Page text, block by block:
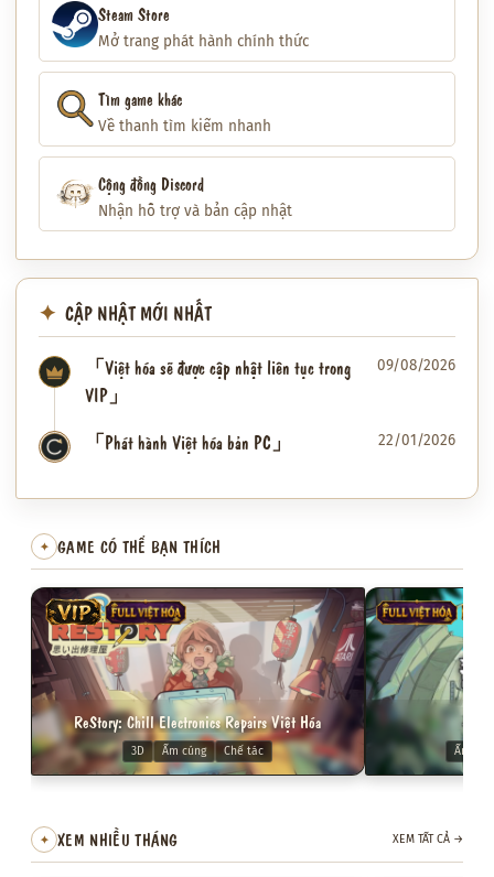
Steam Store
Mở trang phát hành chính thức
Tìm game khác
Về thanh tìm kiếm nhanh
Cộng đồng Discord
Nhận hỗ trợ và bản cập nhật
CẬP NHẬT MỚI NHẤT
「Việt hóa sẽ được cập nhật liên tục trong
VIP」
09/08/2026
✦ 「Phát hành Việt hóa bản PC」 22/01/2026
✦ GAME CÓ THỂ BẠN THÍCH
VIP FULL VIỆT HÓA
ReStory: Chill Electronics Repairs Việt Hóa
3D Ấm cúng Chế tác
FULL VIỆT HÓAVIP
Ấm
✦ XEM NHIỀU THÁNG XEM TẤT CẢ →